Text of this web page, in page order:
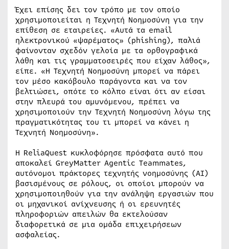
Έχει επίσης δει τον τρόπο με τον οποίο
χρησιμοποιείται η Τεχνητή Νοημοσύνη για την
επίθεση σε εταιρείες. «Αυτά τα email
ηλεκτρονικού «ψαρέματος» (phishing), παλιά
φαίνονταν σχεδόν γελοία με τα ορθογραφικά
λάθη και τις γραμματοσειρές που είχαν λάθος»,
είπε. «Η Τεχνητή Νοημοσύνη μπορεί να πάρει
τον μέσο κακόβουλο παράγοντα και να τον
βελτιώσει, οπότε το κόλπο είναι ότι αν είσαι
στην πλευρά του αμυνόμενου, πρέπει να
χρησιμοποιούν την Τεχνητή Νοημοσύνη λόγω της
πραγματικότητας του τι μπορεί να κάνει η
Τεχνητή Νοημοσύνη».
Η ReliaQuest κυκλοφόρησε πρόσφατα αυτό που
αποκαλεί GreyMatter Agentic Teammates,
αυτόνομοι πράκτορες τεχνητής νοημοσύνης (AI)
βασισμένους σε ρόλους, οι οποίοι μπορούν να
χρησιμοποιηθούν για την ανάληψη εργασιών που
οι μηχανικοί ανίχνευσης ή οι ερευνητές
πληροφοριών απειλών θα εκτελούσαν
διαφορετικά σε μια ομάδα επιχειρήσεων
ασφαλείας.